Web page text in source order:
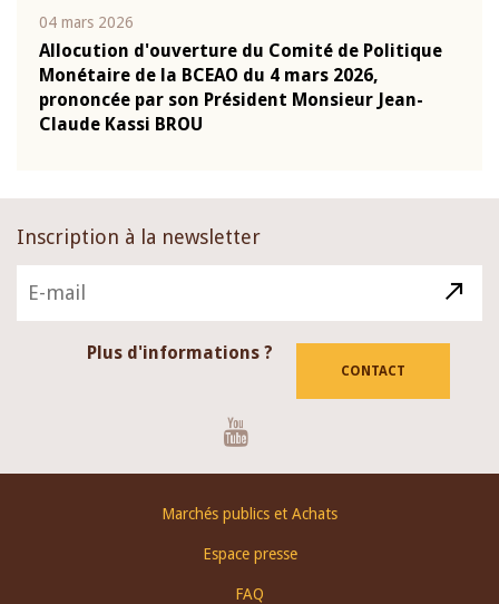
04 mars 2026
Allocution d'ouverture du Comité de Politique
Monétaire de la BCEAO du 4 mars 2026,
prononcée par son Président Monsieur Jean-
Claude Kassi BROU
Inscription à la newsletter
Plus d'informations ?
CONTACT
Marchés publics et Achats
Espace presse
FAQ